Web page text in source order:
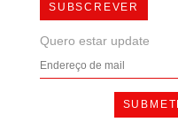
SUBSCREVER
Quero estar update